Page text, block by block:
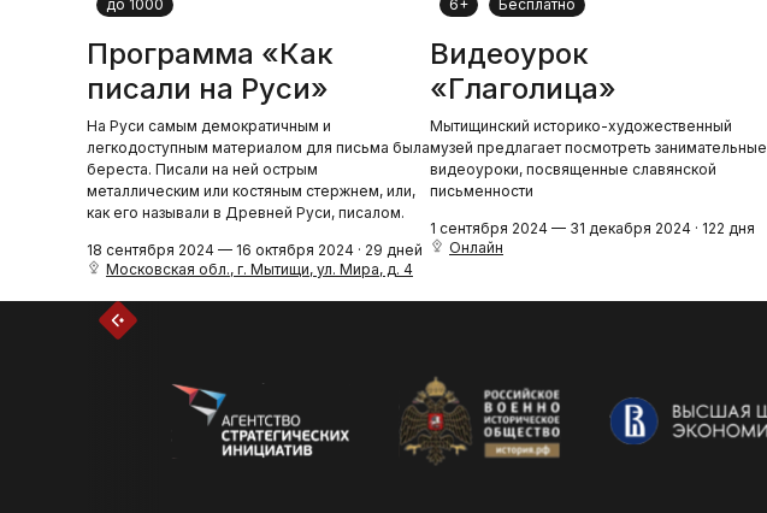
до 1000
Программа «Как
писали на Руси»
На Руси самым демократичным и
легкодоступным материалом для письма была
береста. Писали на ней острым
металлическим или костяным стержнем, или,
как его называли в Древней Руси, писалом.
18 сентября 2024 — 16 октября 2024 · 29 дней
Московская обл., г. Мытищи, ул. Мира, д. 4
6+
Бесплатно
Видеоурок
«Глаголица»
Мытищинский историко-художественный
музей предлагает посмотреть занимательные
видеоуроки, посвященные славянской
письменности
1 сентября 2024 — 31 декабря 2024 · 122 дня
Онлайн